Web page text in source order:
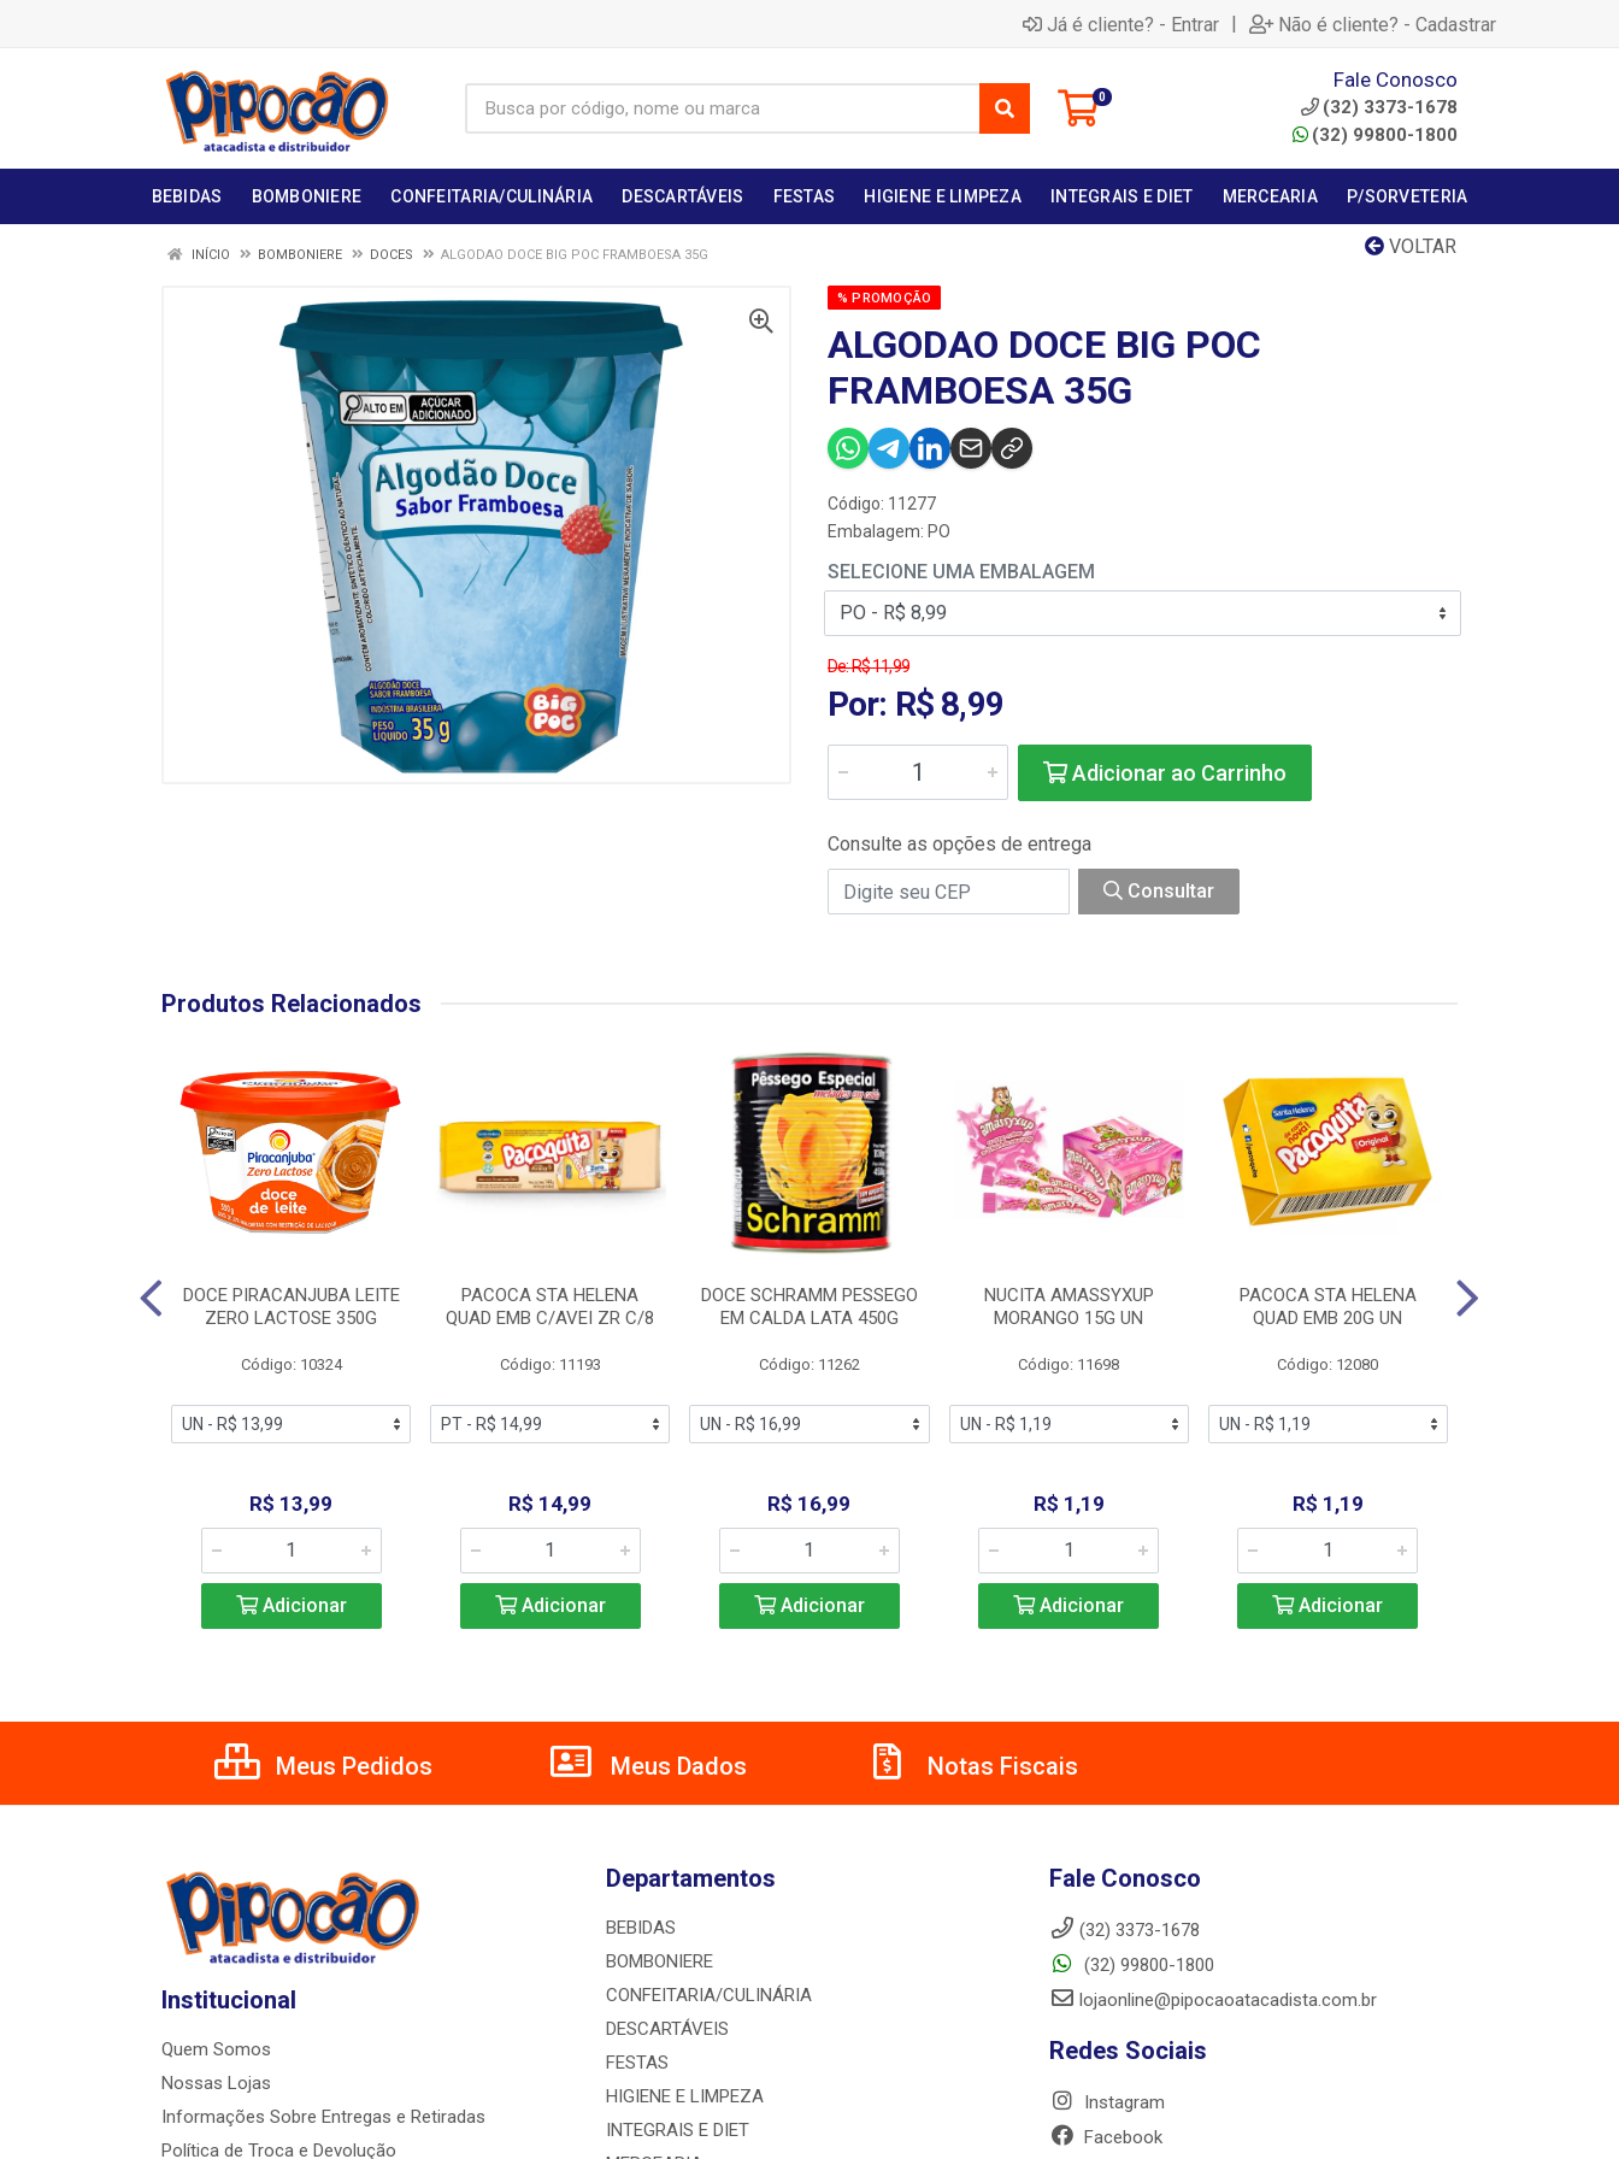
Já é cliente? - Entrar | Não é cliente? - Cadastrar
0
Fale Conosco
(32) 3373-1678
(32) 99800-1800
BEBIDAS BOMBONIERE CONFEITARIA/CULINÁRIA DESCARTÁVEIS FESTAS HIGIENE E LIMPEZA INTEGRAIS E DIET MERCEARIA P/SORVETERIA
VOLTAR
INÍCIO BOMBONIERE DOCES ALGODAO DOCE BIG POC FRAMBOESA 35G
% PROMOÇÃO
ALGODAO DOCE BIG POC
FRAMBOESA 35G
Código: 11277
Embalagem: PO
SELECIONE UMA EMBALAGEM
De: R$ 11,99
Por: R$ 8,99
Adicionar ao Carrinho
Consulte as opções de entrega
Consultar
Produtos Relacionados
DOCE PIRACANJUBA LEITE
ZERO LACTOSE 350G
Código: 10324
R$ 13,99
Adicionar
PACOCA STA HELENA
QUAD EMB C/AVEI ZR C/8
Código: 11193
R$ 14,99
Adicionar
DOCE SCHRAMM PESSEGO
EM CALDA LATA 450G
Código: 11262
R$ 16,99
Adicionar
NUCITA AMASSYXUP
MORANGO 15G UN
Código: 11698
R$ 1,19
Adicionar
PACOCA STA HELENA
QUAD EMB 20G UN
Código: 12080
R$ 1,19
Adicionar
Meus Pedidos Meus Dados Notas Fiscais
Institucional
Quem Somos
Nossas Lojas
Informações Sobre Entregas e Retiradas
Política de Troca e Devolução
Departamentos
BEBIDAS
BOMBONIERE
CONFEITARIA/CULINÁRIA
DESCARTÁVEIS
FESTAS
HIGIENE E LIMPEZA
INTEGRAIS E DIET
Fale Conosco
(32) 3373-1678
(32) 99800-1800
lojaonline@pipocaoatacadista.com.br
Redes Sociais
Instagram
Facebook